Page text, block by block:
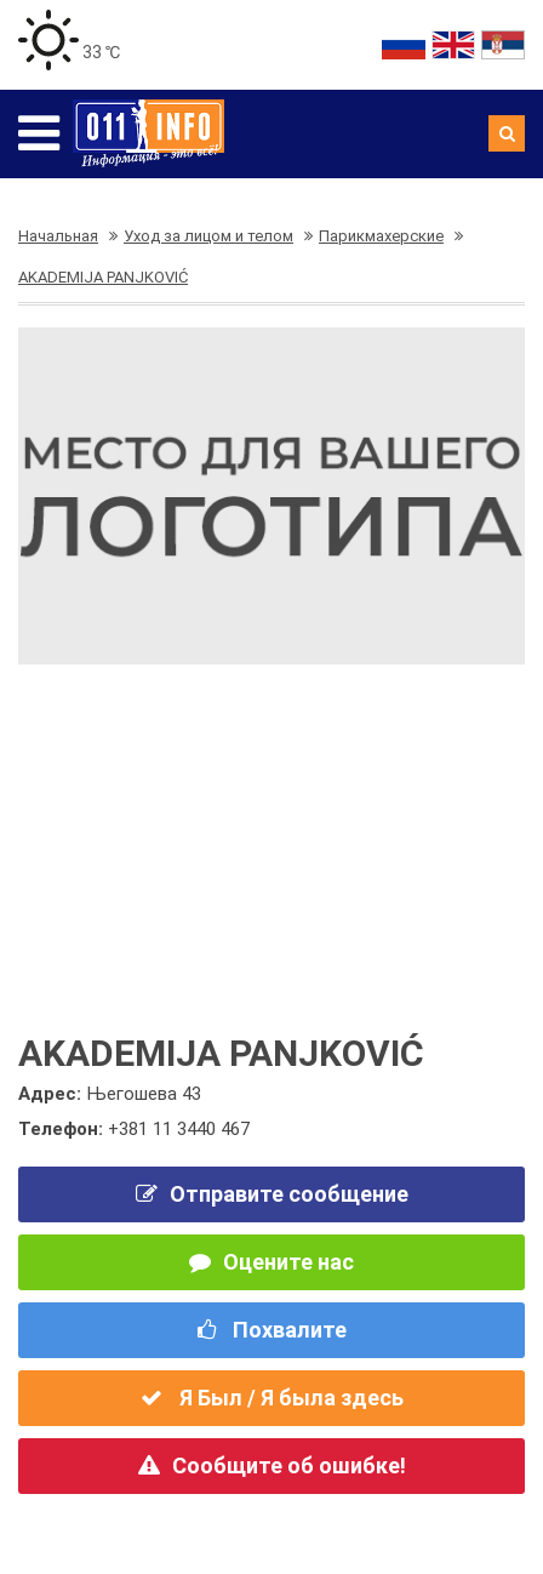
33 ℃
Начальная Уход за лицом и телом Парикмахерские
AKADEMIJA PANJKOVIĆ
AKADEMIJA PANJKOVIĆ
Адрес: Његошева 43
Телефон: +381 11 3440 467
Отправите сообщение
Оцените нас
Похвалите
Я Был / Я была здесь
Сообщите об ошибке!